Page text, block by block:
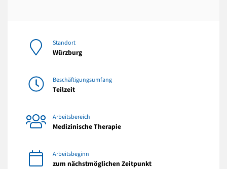
Standort
Würzburg
Beschäftigungsumfang
Teilzeit
Arbeitsbereich
Medizinische Therapie
Arbeitsbeginn
zum nächstmöglichen Zeitpunkt